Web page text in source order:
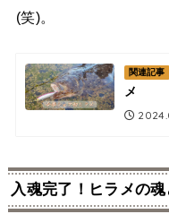
(笑)。
関連記事
メ
入魂完了！ヒラメの